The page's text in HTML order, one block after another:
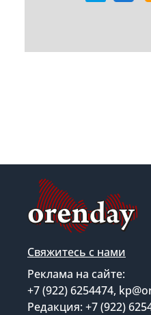
Свяжитесь с нами
Реклама на сайте:
+7 (922) 6254474,
Редакция: +7 (922)